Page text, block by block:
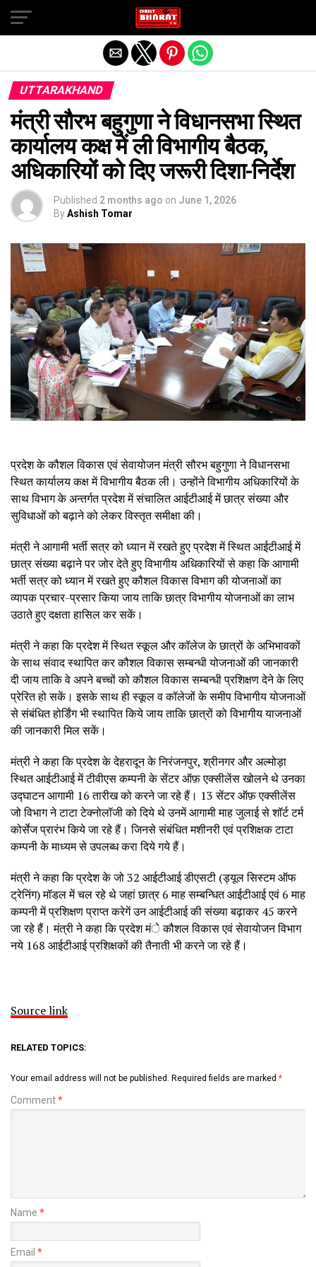
UTTARAKHAND
मंत्री सौरभ बहुगुणा ने विधानसभा स्थित
कार्यालय कक्ष में ली विभागीय बैठक,
अधिकारियों को दिए जरूरी दिशा-निर्देश
Published 2 months ago on June 1, 2026
ByAshish Tomar
प्रदेश के कौशल विकास एवं सेवायोजन मंत्री सौरभ बहुगुणा ने विधानसभा
स्थित कार्यालय कक्ष में विभागीय बैठक ली। उन्होंने विभागीय अधिकारियों के
साथ विभाग के अन्तर्गत प्रदेश में संचालित आईटीआई में छात्र संख्या और
सुविधाओं को बढ़ाने को लेकर विस्तृत समीक्षा की।
मंत्री ने आगामी भर्ती सत्र को ध्यान में रखते हुए प्रदेश में स्थित आईटीआई में
छात्र संख्या बढ़ाने पर जोर देते हुए विभागीय अधिकारियों से कहा कि आगामी
भर्ती सत्र को ध्यान में रखते हुए कौशल विकास विभाग की योजनाओं का
व्यापक प्रचार-प्रसार किया जाय ताकि छात्र विभागीय योजनाओं का लाभ
उठाते हुए दक्षता हासिल कर सकें।
मंत्री ने कहा कि प्रदेश में स्थित स्कूल और कॉलेज के छात्रों के अभिभावकों
के साथ संवाद स्थापित कर कौशल विकास सम्बन्धी योजनाओं की जानकारी
दी जाय ताकि वे अपने बच्चों को कौशल विकास सम्बन्धी प्रशिक्षण देने के लिए
प्रेरित हो सकें। इसके साथ ही स्कूल व कॉलेजों के समीप विभागीय योजनाओं
से संबंधित होर्डिंग भी स्थापित किये जाय ताकि छात्रों को विभागीय याजनाओं
की जानकारी मिल सकें।
मंत्री ने कहा कि प्रदेश के देहरादून के निरंजनपुर, श्रीनगर और अल्मोड़ा
स्थित आईटीआई में टीवीएस कम्पनी के सेंटर ऑफ़ एक्सीलेंस खोलने थे उनका
उद्घाटन आगामी 16 तारीख को करने जा रहे हैं। 13 सेंटर ऑफ़ एक्सीलेंस
जो विभाग ने टाटा टेक्नोलॉजी को दिये थे उनमें आगामी माह जुलाई से शॉर्ट टर्म
कोर्सेज प्रारंभ किये जा रहे हैं। जिनसे संबंधित मशीनरी एवं प्रशिक्षक टाटा
कम्पनी के माध्यम से उपलब्ध करा दिये गये हैं।
मंत्री ने कहा कि प्रदेश के जो 32 आईटीआई डीएसटी (ड्यूल सिस्टम ऑफ
ट्रेनिंग) मॉडल में चल रहे थे जहां छात्र 6 माह सम्बन्धित आईटीआई एवं 6 माह
कम्पनी में प्रशिक्षण प्राप्त करेगें उन आईटीआई की संख्या बढ़ाकर 45 करने
जा रहे हैं। मंत्री ने कहा कि प्रदेश मंे कौशल विकास एवं सेवायोजन विभाग
नये 168 आईटीआई प्रशिक्षकों की तैनाती भी करने जा रहे हैं।
Source link
RELATED TOPICS:
Your email address will not be published. Required fields are marked *
Comment*
Name *
Email *
Exit mobile version